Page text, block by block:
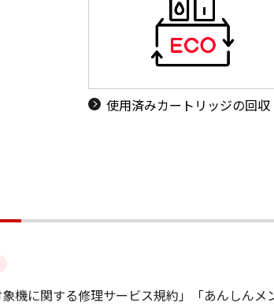
使用済みカートリッジの回収
象機に関する修理サービス規約」「あんしん